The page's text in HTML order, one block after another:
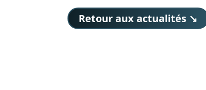
Retour aux actualités ↘